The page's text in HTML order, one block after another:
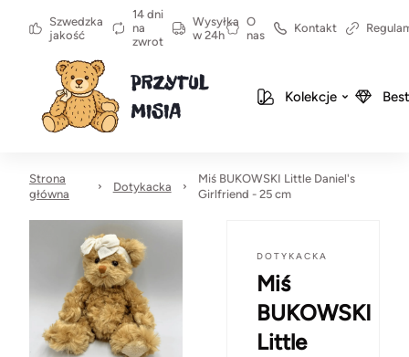
Szwedzka
jakość
14 dni
na
zwrot
Wysyłka
w 24h
O
nas
Kontakt
Kolekcje
Strona
główna
Dotykacka
Miś BUKOWSKI Little Daniel's
Girlfriend - 25 cm
DOTYKACKA
Miś
BUKOWSKI
Little